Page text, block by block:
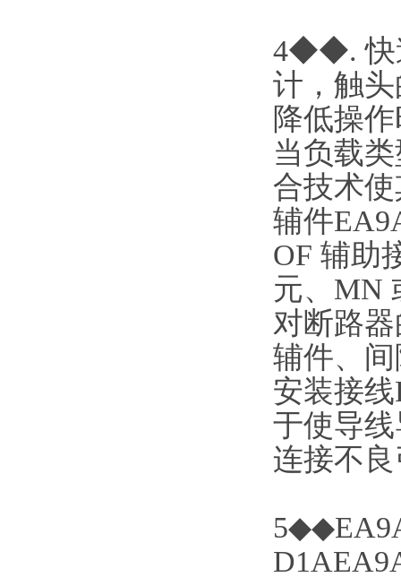
4◆◆. 快
计，触
降低操
当负载
合技术
辅件
OF 辅助
元、MN
对断路
辅件、
安装接
于使导
连接不